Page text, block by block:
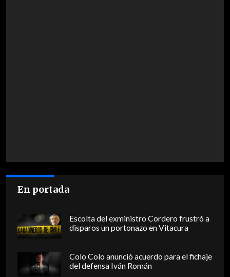
En portada
Escolta del exministro Cordero frustró a
disparos un portonazo en Vitacura
Colo Colo anunció acuerdo para el fichaje
del defensa Iván Román